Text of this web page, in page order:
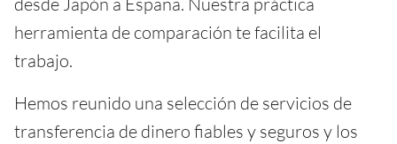
herramienta de comparación te facilita el
trabajo.
Hemos reunido una selección de servicios de
transferencia de dinero fiables y seguros y los